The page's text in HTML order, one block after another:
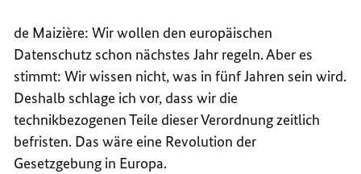
de Maizière: Wir wollen den europäischen
Datenschutz schon nächstes Jahr regeln. Aber es
stimmt: Wir wissen nicht, was in fünf Jahren sein wird.
Deshalb schlage ich vor, dass wir die
technikbezogenen Teile dieser Verordnung zeitlich
befristen. Das wäre eine Revolution der
Gesetzgebung in Europa.